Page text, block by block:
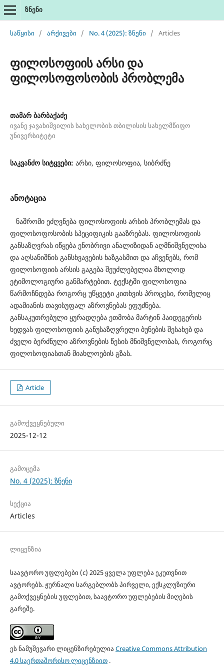
ზნენი
საწყისი / არქივები / No. 4 (2025): ზნენი / Articles
ფილოსოფიის არსი და
ფილოსოფოსობის პრობლემა
თამარ ბარბაქაძე
ივანე ჯავახიშვილის სახელობის თბილისის სახელმწიფო
უნივერსიტეტი
საკვანძო სიტყვები: არსი, ფილოსოფია, სიბრძნე
ანოტაცია
ნაშრომი ეძღვნება ფილოსოფიის არსის პრობლემას და
ფილოსოფოსობის სპეციფიკის გააზრებას. ფილოსოფიის
განსაზღვრას იწყება ენობრივი ანალიზიდან აღმნიშვნელისა
და აღსანიშნის განსხვავების ხაზგასმით და აჩვენებს, რომ
ფილოსოფიის არსის გაგება შეუძლებელია მხოლოდ
ეტიმოლოგიური განმარტებით. ტექსტში ფილოსოფია
წარმოჩნდება როგორც უწყვეტი კითხვის პროცესი, რომელიც
ადამიანის თავისუფალ აზროვნებას ეფუძნება.
განსაკუთრებული ყურადღება ეთმობა მარტინ ჰაიდეგერის
ხედვას ფილოსოფიის განუსაზღვრელი ბუნების შესახებ და
ძველი ბერძნული აზროვნების წესის მნიშვნელობას, როგორც
ფილოსოფიასთან მიახლოების გზას.
Article
გამოქვეყნებული
2025-12-12
გამოცემა
No. 4 (2025): ზნენი
სექცია
Articles
ლიცენზია
საავტორო უფლებები (c) 2025 ყველა უფლება ეკუთვნით
ავტორებს. ჟურნალი სარგებლობს პირველი, ექსკლუზიური
გამოქვეყნების უფლებით, საავტორო უფლებების მიღების
გარეშე.
ეს ნამუშევარი ლიცენზირებულია Creative Commons Attribution
4.0 საერთაშორისო ლიცენზიით.